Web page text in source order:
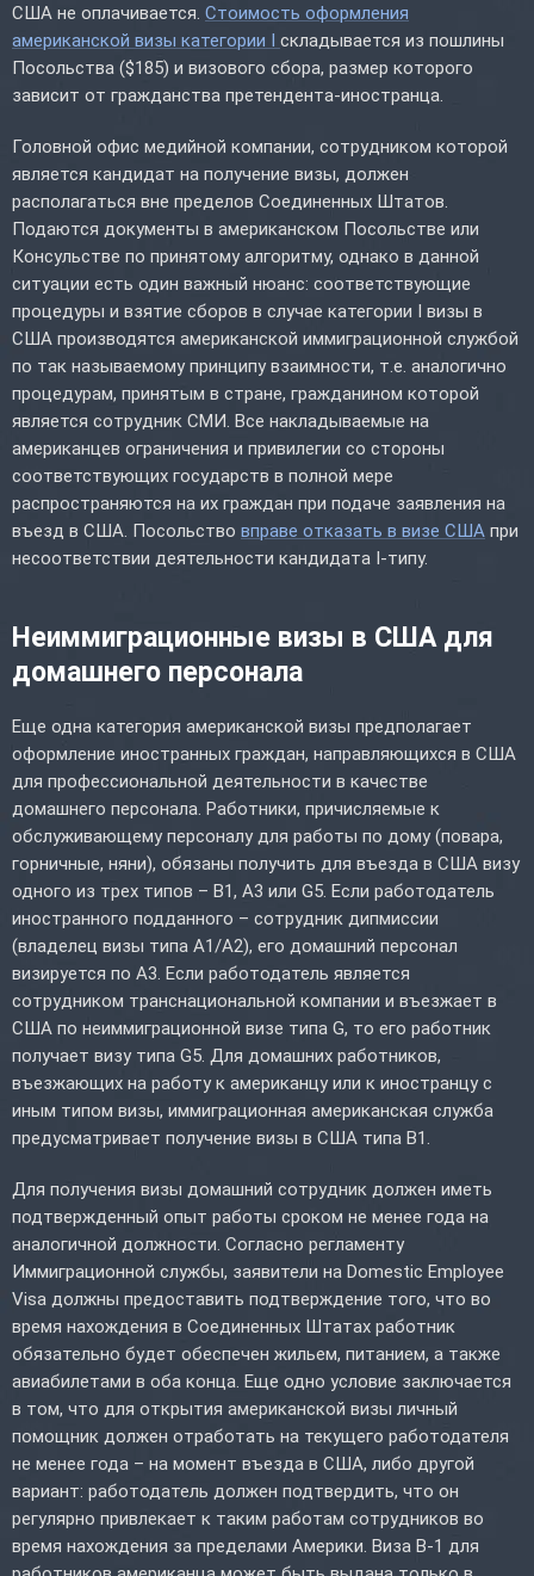
США не оплачивается. Стоимость оформления
американской визы категории I складывается из пошлины
Посольства ($185) и визового сбора, размер которого
зависит от гражданства претендента-иностранца.
Головной офис медийной компании, сотрудником которой
является кандидат на получение визы, должен
располагаться вне пределов Соединенных Штатов.
Подаются документы в американском Посольстве или
Консульстве по принятому алгоритму, однако в данной
ситуации есть один важный нюанс: соответствующие
процедуры и взятие сборов в случае категории I визы в
США производятся американской иммиграционной службой
по так называемому принципу взаимности, т.е. аналогично
процедурам, принятым в стране, гражданином которой
является сотрудник СМИ. Все накладываемые на
американцев ограничения и привилегии со стороны
соответствующих государств в полной мере
распространяются на их граждан при подаче заявления на
въезд в США. Посольство вправе отказать в визе США при
несоответствии деятельности кандидата I-типу.
Неиммиграционные визы в США для
домашнего персонала
Еще одна категория американской визы предполагает
оформление иностранных граждан, направляющихся в США
для профессиональной деятельности в качестве
домашнего персонала. Работники, причисляемые к
обслуживающему персоналу для работы по дому (повара,
горничные, няни), обязаны получить для въезда в США визу
одного из трех типов – B1, A3 или G5. Если работодатель
иностранного подданного – сотрудник дипмиссии
(владелец визы типа A1/A2), его домашний персонал
визируется по A3. Если работодатель является
сотрудником транснациональной компании и въезжает в
США по неиммиграционной визе типа G, то его работник
получает визу типа G5. Для домашних работников,
въезжающих на работу к американцу или к иностранцу с
иным типом визы, иммиграционная американская служба
предусматривает получение визы в США типа B1.
Для получения визы домашний сотрудник должен иметь
подтвержденный опыт работы сроком не менее года на
аналогичной должности. Согласно регламенту
Иммиграционной службы, заявители на Domestic Employee
Visa должны предоставить подтверждение того, что во
время нахождения в Соединенных Штатах работник
обязательно будет обеспечен жильем, питанием, а также
авиабилетами в оба конца. Еще одно условие заключается
в том, что для открытия американской визы личный
помощник должен отработать на текущего работодателя
не менее года – на момент въезда в США, либо другой
вариант: работодатель должен подтвердить, что он
регулярно привлекает к таким работам сотрудников во
время нахождения за пределами Америки. Виза B-1 для